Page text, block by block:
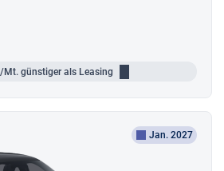
Mt. günstiger als Leasing
Jan. 2027